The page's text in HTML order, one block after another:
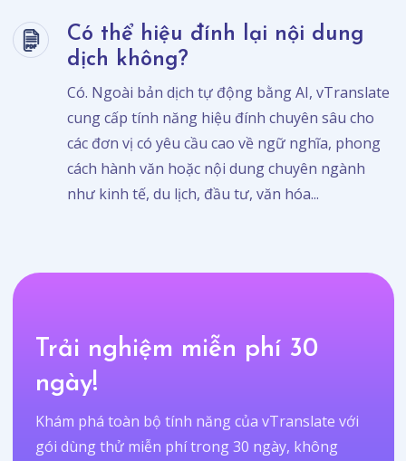
Có thể hiệu đính lại nội dung
dịch không?
Có. Ngoài bản dịch tự động bằng AI, vTranslate
cung cấp tính năng hiệu đính chuyên sâu cho
các đơn vị có yêu cầu cao về ngữ nghĩa, phong
cách hành văn hoặc nội dung chuyên ngành
như kinh tế, du lịch, đầu tư, văn hóa...
Trải nghiệm miễn phí 30
ngày!
Khám phá toàn bộ tính năng của vTranslate với
gói dùng thử miễn phí trong 30 ngày, không